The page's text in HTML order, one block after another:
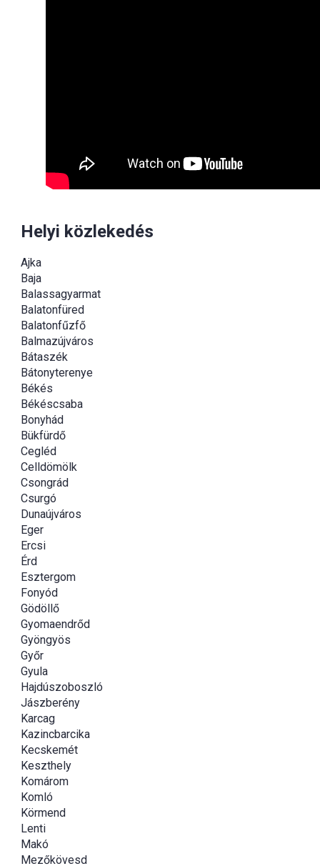
Helyi közlekedés
Ajka
Baja
Balassagyarmat
Balatonfüred
Balatonfűzfő
Balmazújváros
Bátaszék
Bátonyterenye
Békés
Békéscsaba
Bonyhád
Bükfürdő
Cegléd
Celldömölk
Csongrád
Csurgó
Dunaújváros
Eger
Ercsi
Érd
Esztergom
Fonyód
Gödöllő
Gyomaendrőd
Gyöngyös
Győr
Gyula
Hajdúszoboszló
Jászberény
Karcag
Kazincbarcika
Kecskemét
Keszthely
Komárom
Komló
Körmend
Lenti
Makó
Mezőkövesd